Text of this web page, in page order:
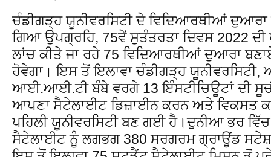
ਚੰਡੀਗੜ੍ਹ ਯੂਨੀਵਰਸਿਟੀ ਦੇ ਵਿਦਿਆਰਥੀਆਂ ਦੁਆਰਾ
ਗਿਆ ਉਪਗ੍ਰਹਿ, 75ਵੇਂ ਸੁਤੰਤਰਤਾ ਦਿਵਸ 2022
ਲਾਂਚ ਕੀਤੇ ਜਾ ਰਹੇ 75 ਵਿਦਿਆਰਥੀਆਂ ਦੁਆਰਾ
ਹੋਵੇਗਾ। ਇਸ ਤੋਂ ਇਲਾਵਾ ਚੰਡੀਗੜ੍ਹ
ਆਈ.ਆਈ.ਟੀ ਬੰਬੇ ਵਰਗੇ 13 ਇੰਸਟੀਚਿਊਟਾਂ ਦੀ
ਆਪਣਾ ਸੈਟੇਲਾਈਟ ਡਿਜ਼ਾਈਨ ਕਰਨ ਅਤੇ ਵਿਕਸਤ
ਪਹਿਲੀ ਯੂਨੀਵਰਸਿਟੀ ਬਣ ਗਈ ਹੈ।ਦੁਨੀਆ ਭਰ
ਸੈਟੇਲਾਈਟ ਨੂੰ ਲਗਭਗ 380 ਸਰਗਰਮ ਗ੍ਰਾਊਂਡ